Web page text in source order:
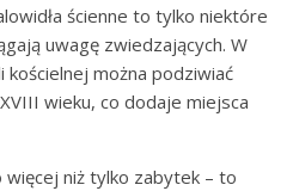
ścienne to tylko niektóre
uwagę zwiedzających. W
można podziwiać
wieku, co dodaje miejsca
więcej niż tylko zabytek – to